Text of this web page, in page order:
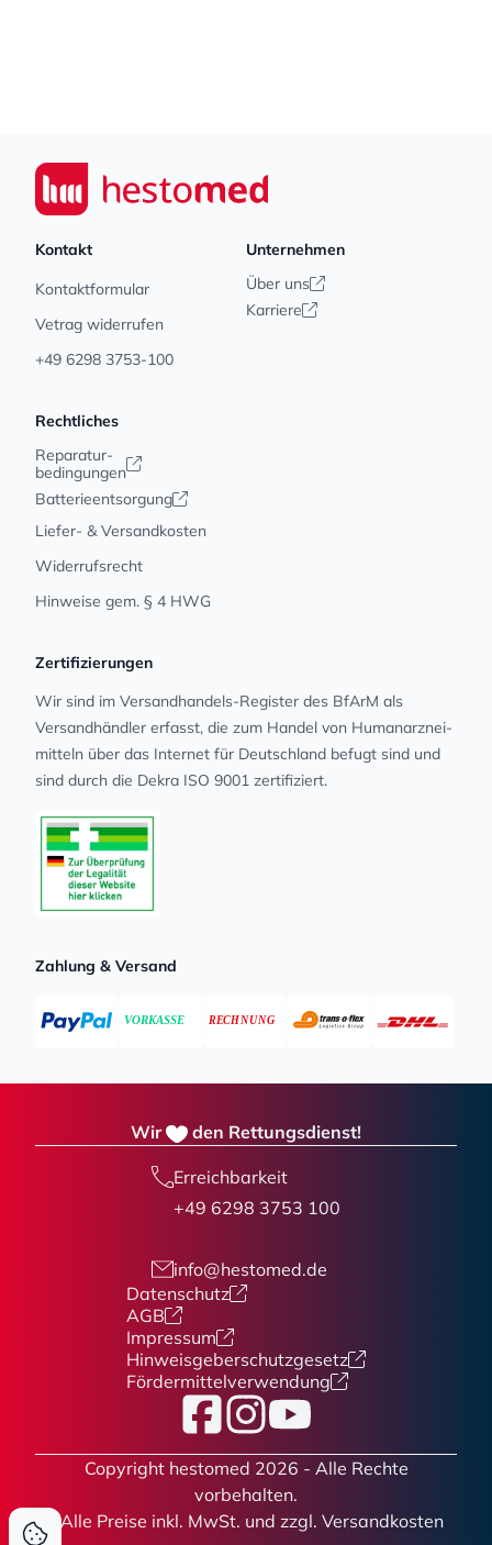
Seiwert GmbH
Kontakt
Kontaktformular
Vetrag widerrufen
+49 6298 3753-100
Unternehmen
Über uns
Karriere
Rechtliches
Reparatur-
bedingungen
Batterieentsorgung
Liefer- & Versandkosten
Widerrufsrecht
Hinweise gem. § 4 HWG
Zertifizierungen
Wir sind im Versandhandels-Register des BfArM als
Versandhändler erfasst, die zum Handel von Human­arz­nei­
mit­teln über das Internet für Deutschland befugt sind und
sind durch die Dekra ISO 9001 zertifiziert.
Zahlung & Versand
Wir den Rettungsdienst!
Erreichbarkeit
+49 6298 3753 100
info@hestomed.de
Datenschutz
AGB
Impressum
Hinweisgeberschutzgesetz
Fördermittelverwendung
FacebookInstagram
YouTube
Copyright hestomed 2026 - Alle Rechte
vorbehalten.
* Alle Preise inkl. MwSt. und zzgl. Versandkosten